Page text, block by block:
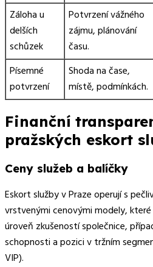
Záloha u
delších
schůzek
Potvrzení vážného
zájmu, plánování
času.
Písemné
potvrzení
Shoda na čase,
místě, podmínkách.
Finanční
pražských eskort
Ceny služeb a balíčky
Eskort služby v Praze operují s
vrstvenými cenovými modely,
úroveň zkušeností společnice,
schopnosti a pozici v tržním
VIP).